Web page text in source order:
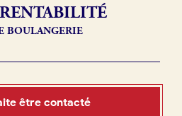
BOULANGERIE
être contacté